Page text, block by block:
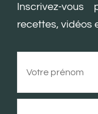
Inscrivez-
recettes, vidéos